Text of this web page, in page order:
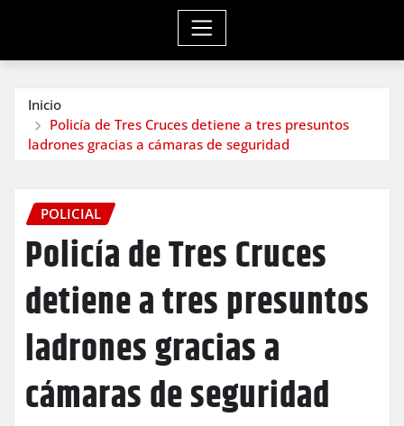
Inicio
Policía de Tres Cruces detiene a tres presuntos
ladrones gracias a cámaras de seguridad
POLICIAL
Policía de Tres Cruces
detiene a tres presuntos
ladrones gracias a
cámaras de seguridad